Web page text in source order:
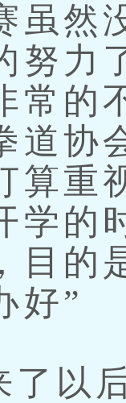
虽然
努力
常的
道协
算重
学的
目的
好”
以